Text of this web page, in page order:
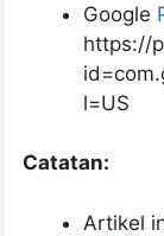
Google
https://
l=US
Catatan:
Artikel